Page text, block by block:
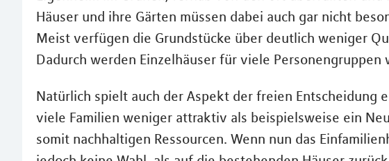
Häuser und ihre Gärten müssen dabei auch gar nicht
Meist verfügen die Grundstücke über deutlich weniger
Dadurch werden Einzelhäuser für viele Personengruppen
Natürlich spielt auch der Aspekt der freien Entscheidung
viele Familien weniger attraktiv als beispielsweise ein
somit nachhaltigen Ressourcen. Wenn nun das